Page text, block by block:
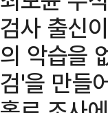
검사 출신
의 악습을
검'을 만들